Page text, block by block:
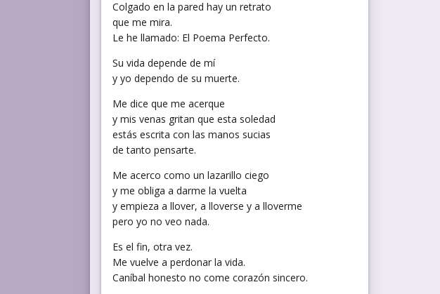
Colgado en la pared hay un retrato
que me mira.
Le he llamado: El Poema Perfecto.
Su vida depende de mí
y yo dependo de su muerte.
Me dice que me acerque
y mis venas gritan que esta soledad
estás escrita con las manos sucias
de tanto pensarte.
Me acerco como un lazarillo ciego
y me obliga a darme la vuelta
y empieza a llover, a lloverse y a lloverme
pero yo no veo nada.
Es el fin, otra vez.
Me vuelve a perdonar la vida.
Caníbal honesto no come corazón sincero.